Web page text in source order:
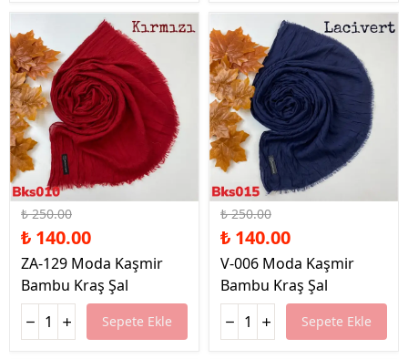
%44 İndirim
₺ 250.00
₺ 140.00
ZA-129 Moda Kaşmir
Bambu Kraş Şal
Sepete Ekle
%44 İndirim
₺ 250.00
₺ 140.00
V-006 Moda Kaşmir
Bambu Kraş Şal
Sepete Ekle